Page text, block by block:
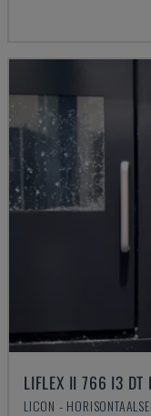
LIFLEX II 766 I3 DT
LICON -